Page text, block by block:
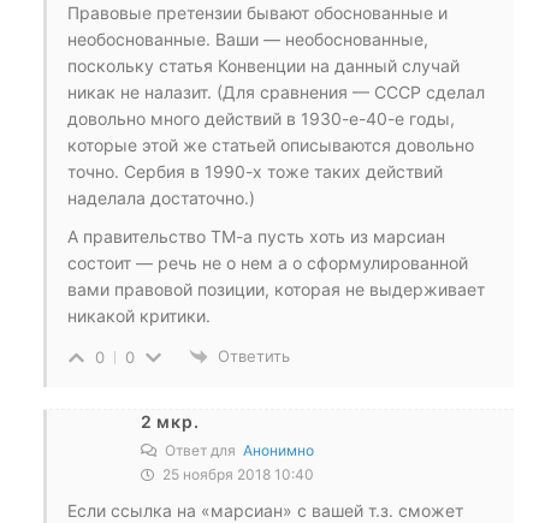
Правовые претензии бывают обоснованные и
необоснованные. Ваши — необоснованные,
поскольку статья Конвенции на данный случай
никак не налазит. (Для сравнения — СССР сделал
довольно много действий в 1930-е-40-е годы,
которые этой же статьей описываются довольно
точно. Сербия в 1990-х тоже таких действий
наделала достаточно.)
А правительство ТМ-а пусть хоть из марсиан
состоит — речь не о нем а о сформулированной
вами правовой позиции, которая не выдерживает
никакой критики.
0 0 Ответить
2 мкр.
Ответ для Анонимно
25 ноября 2018 10:40
Если ссылка на «марсиан» с вашей т.з. сможет